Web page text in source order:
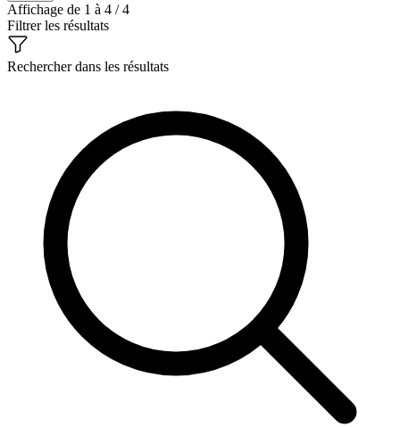
Affichage de 1 à 4 / 4
Filtrer les résultats
Rechercher dans les résultats